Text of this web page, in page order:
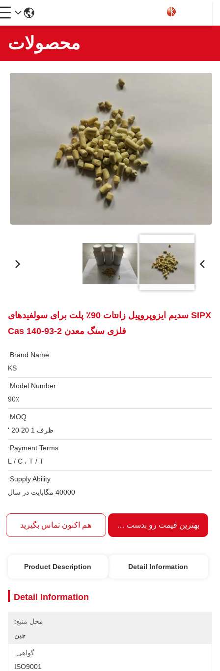
محصولات
SIPX سدیم ایزوپروپیل زانتات 90٪ پلت برای سولفیدهای
فلزی سنگ معدن Cas 140-93-2
Brand Name:
KS
Model Number:
90٪
MOQ:
ظرف 1 20 20 '
Payment Terms:
L / C ، T / T
Supply Ability:
40000 مگابایت در سال
بهترین قیمت رو بدست بیار هم اکنون تماس بگیرید
Detail Information
Product Description
Detail Information
محل منبع:
چین
گواهی:
ISO9001